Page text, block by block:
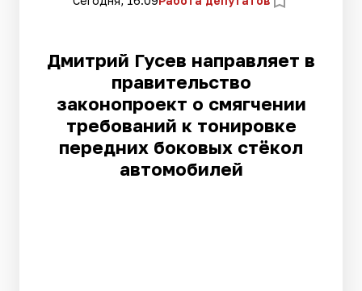
Дмитрий Гусев направляет в
правительство
законопроект о смягчении
требований к тонировке
передних боковых стёкол
автомобилей